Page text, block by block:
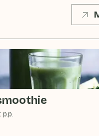
p.p.